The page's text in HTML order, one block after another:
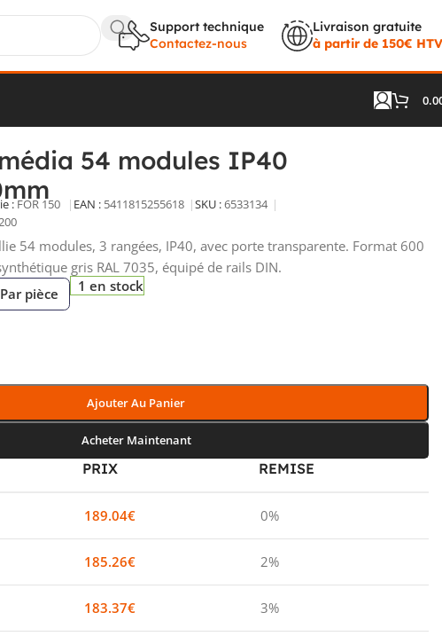
Support technique
Contactez-nous
Livraison gratuite
à partir de 150€
54 modules IP40
:FOR 150 EAN :5411815255618 SKU :6533134
54 modules, 3 rangées, IP40, avec porte transparente. Format 600
gris RAL 7035, équipé de rails DIN.
Par pièce
1 en stock
Ajouter Au Panier
Acheter Maintenant
PRIX REMISE
189.04€ 0%
185.26€ 2%
183.37€ 3%